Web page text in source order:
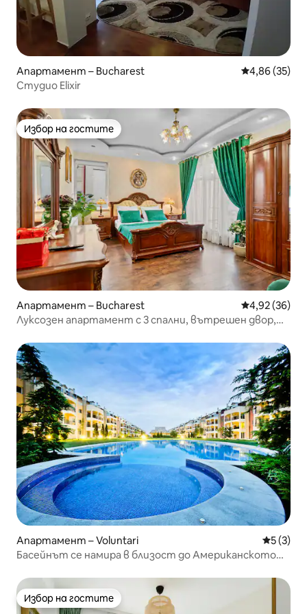
Апартамент – Bucharest Средна
4,86 (35)
Студио Elixir
Избор на гостите
Избор на гостите
Апартамент – Bucharest Средна
4,92 (36)
Луксозен апартамент с 3 спални, вътрешен двор,
Апартамент – Voluntari Средна
5 (3)
Басейнът се намира в близост до Американското
Избор на гостите
Избор на гостите